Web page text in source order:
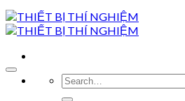
Search
for: